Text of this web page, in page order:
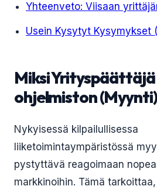
Yhteenveto: Viisaan
Usein Kysytyt Kysymykset
Miksi
ohjelmiston
Nykyisessä kilpailullisessa
liiketoimintaympäristössä
pystyttävä reagoimaan
markkinoihin. Tämä